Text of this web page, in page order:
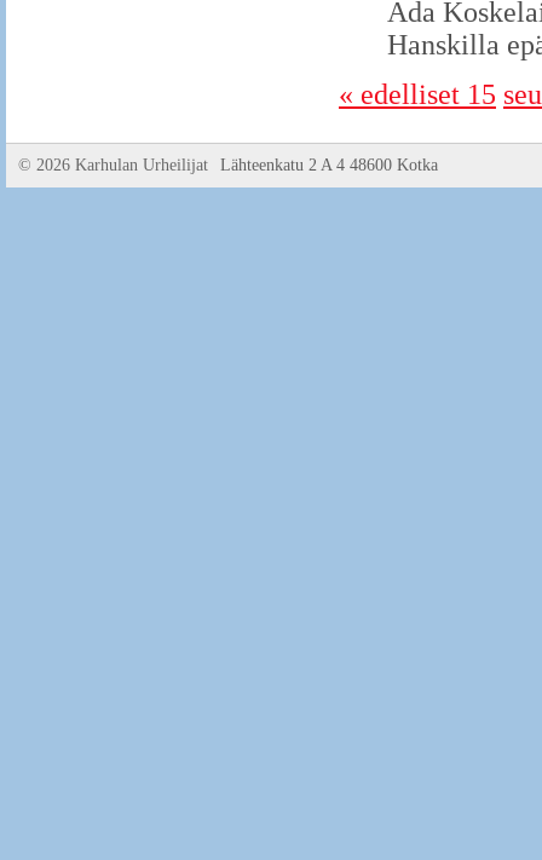
Ada
Hanskilla
« edelliset 15
© 2026 Karhulan Urheilijat Lähteenkatu 2 A 4 48600 Kotka